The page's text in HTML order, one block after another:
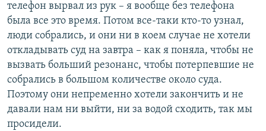
телефон вырвал из рук – я вообще без телефона
была все это время. Потом все-таки кто-то узнал,
люди собрались, и они ни в коем случае не хотели
откладывать суд на завтра – как я поняла, чтобы не
вызвать больший резонанс, чтобы потерпевшие не
собрались в большом количестве около суда.
Поэтому они непременно хотели закончить и не
давали нам ни выйти, ни за водой сходить, так мы
просидели.